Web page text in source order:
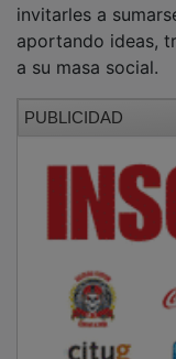
invitarles a
aportando ideas,
a su masa social.
PUBLICIDAD